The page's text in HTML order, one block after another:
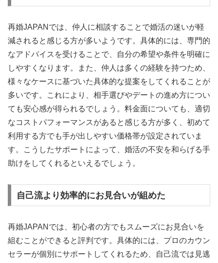
再婚JAPANでは、仲人に相談することで婚活の迷いが軽
減されると感じる方が多いようです。具体的には、専門的
なアドバイスを受けることで、自分の希望や条件を明確に
しやすくなります。また、仲人は多くの経験を持つため、
様々なケースに基づいた具体的な提案をしてくれることが
多いです。これにより、相手選びやデートの進め方につい
ても安心感が得られるでしょう。料金面についても、適切
なコストパフォーマンスがあると感じる方が多く、初めて
利用する方でも手が出しやすい価格帯が設定されていま
す。こうしたサポートによって、婚活の不安を和らげる手
助けをしてくれるといえるでしょう。
自己流より効率的にお見合いが組めた
再婚JAPANでは、初心者の方でもスムーズにお見合いを
組むことができると評判です。具体的には、プロのカウン
セラーが個別にサポートしてくれるため、自己流では見逃